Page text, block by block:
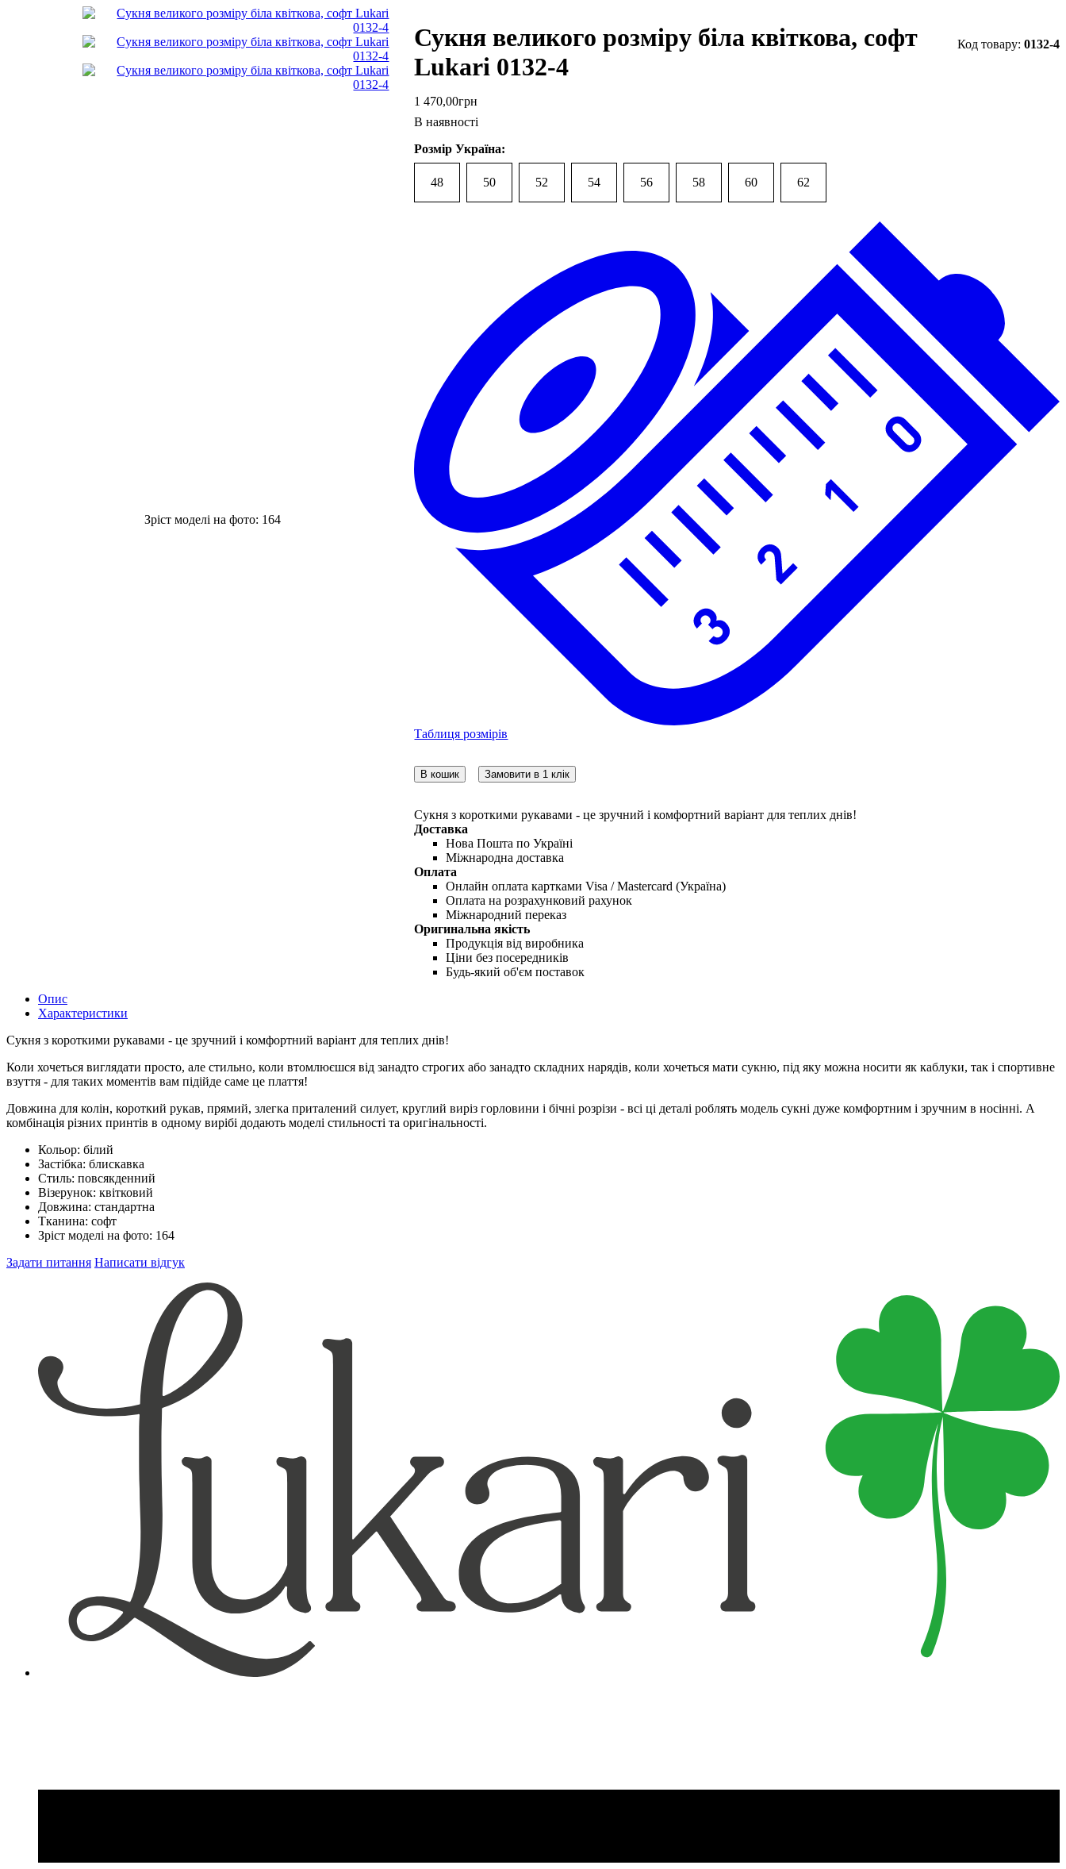
Зріст моделі на фото: 164
Сукня великого розміру біла квіткова, софт
Lukari 0132-4
0132-4
1 470,00грн
В наявності
Розмір Україна:
48 50 52 54 56 58 60 62
Таблиця розмірів
В кошик Замовити в 1 клік
Сукня з короткими рукавами - це зручний і комфортний варіант для теплих днів!
Доставка
Нова Пошта по Україні
Міжнародна доставка
Оплата
Онлайн оплата картками Visa / Mastercard (Україна)
Оплата на розрахунковий рахунок
Міжнародний переказ
Оригинальна якість
Продукція від виробника
Ціни без посередників
Будь-який об'єм поставок
Опис
Характеристики
Сукня з короткими рукавами - це зручний і комфортний варіант для теплих днів!
Коли хочеться виглядати просто, але стильно, коли втомлюєшся від занадто строгих або занадто складних нарядів, коли хочеться мати сукню, під яку можна носити як каблуки, так і спортивне
взуття - для таких моментів вам підійде саме це плаття!
Довжина для колін, короткий рукав, прямий, злегка приталений силует, круглий виріз горловини і бічні розрізи - всі ці деталі роблять модель сукні дуже комфортним і зручним в носінні. А
комбінація різних принтів в одному вирібі додають моделі стильності та оригінальності.
Кольор: білий
Застібка: блискавка
Стиль: повсякденний
Візерунок: квітковий
Довжина: стандартна
Тканина: софт
Зріст моделі на фото: 164
Задати питання Написати відгук